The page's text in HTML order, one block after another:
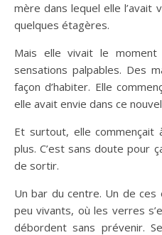
mère dans lequel elle l’avait
quelques étagères.
Mais elle vivait le
sensations palpables. Des
façon d’habiter. Elle
elle avait envie dans ce
Et surtout, elle commençait
plus. C’est sans doute pour
de sortir.
Un bar du centre. Un de
peu vivants, où les verres
débordent sans prévenir.